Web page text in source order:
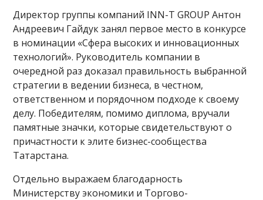
Директор группы компаний INN-T GROUP Антон
Андреевич Гайдук занял первое место в конкурсе
в номинации «Сфера высоких и инновационных
технологий». Руководитель компании в
очередной раз доказал правильность выбранной
стратегии в ведении бизнеса, в честном,
ответственном и порядочном подходе к своему
делу. Победителям, помимо диплома, вручали
памятные значки, которые свидетельствуют о
причастности к элите бизнес-сообщества
Татарстана.
Отдельно выражаем благодарность
Министерству экономики и Торгово-